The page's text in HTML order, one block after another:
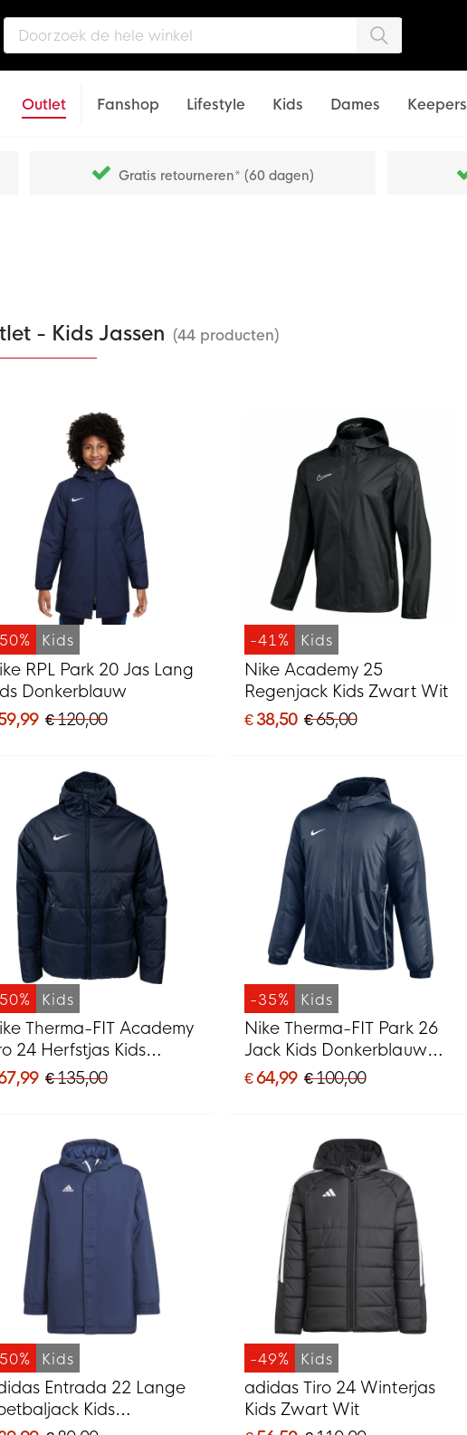
Outlet Fanshop Lifestyle Kids Dames Keepers
Gratis retourneren* (60 dagen)
- Kids Jassen (44 producten)
Kids
RPL Park 20 Jas Lang
Donkerblauw
€ 120,00
-41% Kids
Nike Academy 25
Regenjack Kids Zwart Wit
€ 38,50 € 65,00
Kids
Therma-FIT Academy
24 Herfstjas Kids
Wit
€ 135,00
-35% Kids
Nike Therma-FIT Park 26
Jack Kids Donkerblauw
Wit
€ 64,99 € 100,00
Kids
Entrada 22 Lange
Kids
-49% Kids
adidas Tiro 24 Winterjas
Kids Zwart Wit